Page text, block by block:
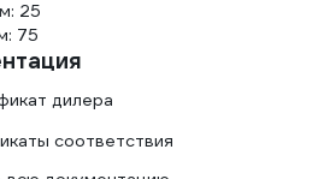
25
75
дилера
соответствия